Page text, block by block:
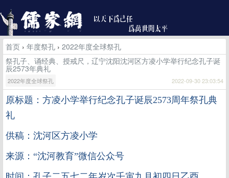
首页 › 年度祭孔 › 2022年度全球祭孔
祭孔子、诵经典、授戒尺，辽宁沈阳沈河区方凌小学举行纪念孔子诞
辰2573年典礼
2022年度全球祭孔 2022-09-30 23:03:54
原标题：方凌小学举行纪念孔子诞辰2573周年祭孔典
礼
供稿：沈河区方凌小学
来源：“沈河教育”微信公众号